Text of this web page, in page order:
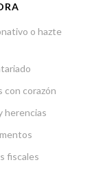
o hazte
con corazón
herencias
fiscales